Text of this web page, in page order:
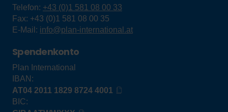
Telefon: +43 (0)1 581 08 00 33
Fax: +43 (0)1 581 08 00 35
E-Mail: info@plan-international.at
Spendenkonto
Plan International
IBAN:
AT04 2011 1829 8724 4001
BIC: